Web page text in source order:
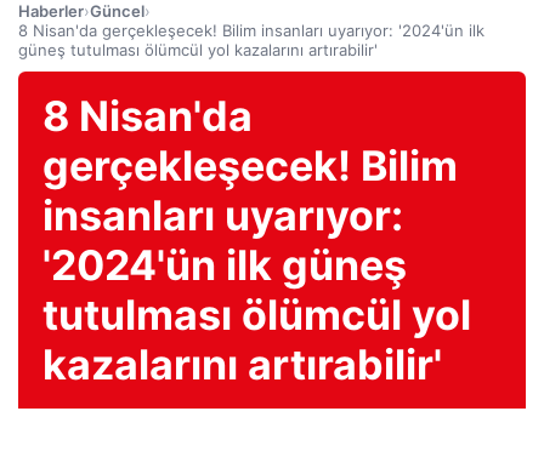
Haberler›Güncel›
8 Nisan'da gerçekleşecek! Bilim insanları uyarıyor: '2024'ün ilk
güneş tutulması ölümcül yol kazalarını artırabilir'
8 Nisan'da
gerçekleşecek! Bilim
insanları uyarıyor:
'2024'ün ilk güneş
tutulması ölümcül yol
kazalarını artırabilir'